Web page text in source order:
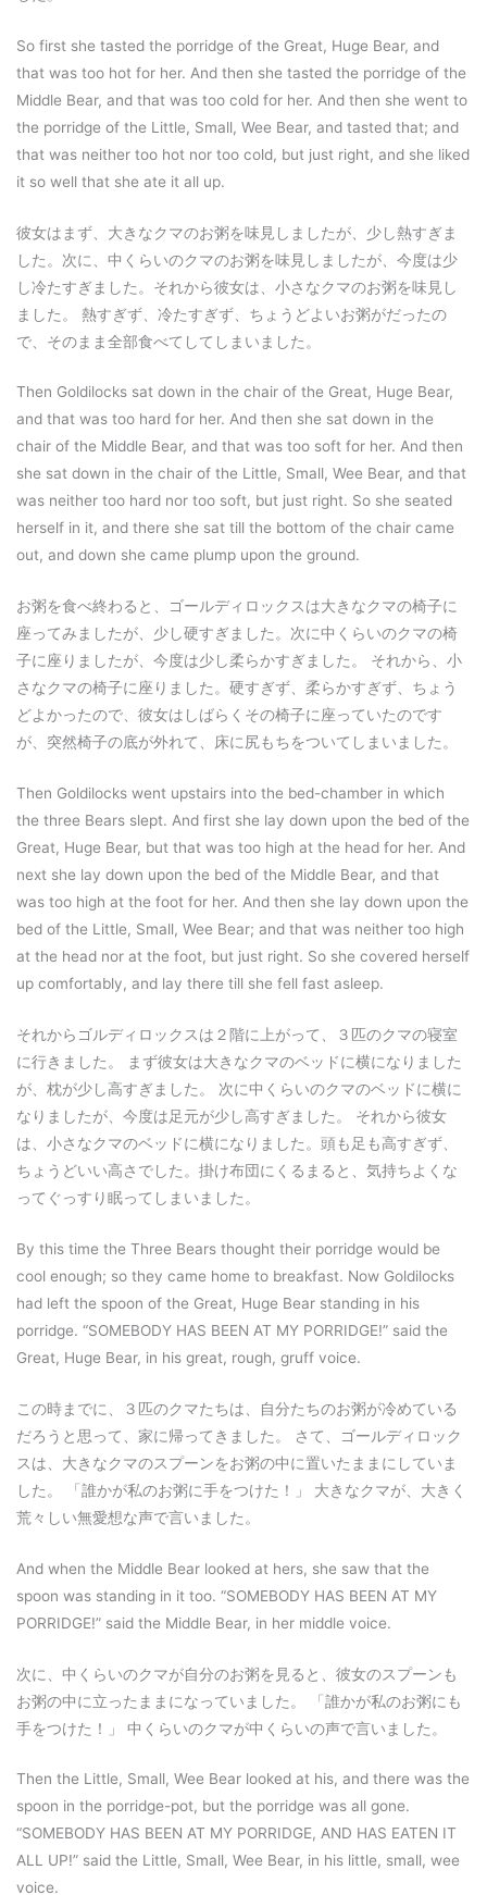
So first she tasted the porridge of the Great, Huge Bear, and
that was too hot for her. And then she tasted the porridge of the
Middle Bear, and that was too cold for her. And then she went to
the porridge of the Little, Small, Wee Bear, and tasted that; and
that was neither too hot nor too cold, but just right, and she liked
it so well that she ate it all up.
彼女はまず、大きなクマのお粥を味見しましたが、少し熱すぎま
した。次に、中くらいのクマのお粥を味見しましたが、今度は少
し冷たすぎました。それから彼女は、小さなクマのお粥を味見し
ました。 熱すぎず、冷たすぎず、ちょうどよいお粥がだったの
で、そのまま全部食べてしてしまいました。
Then Goldilocks sat down in the chair of the Great, Huge Bear,
and that was too hard for her. And then she sat down in the
chair of the Middle Bear, and that was too soft for her. And then
she sat down in the chair of the Little, Small, Wee Bear, and that
was neither too hard nor too soft, but just right. So she seated
herself in it, and there she sat till the bottom of the chair came
out, and down she came plump upon the ground.
お粥を食べ終わると、ゴールディロックスは大きなクマの椅子に
座ってみましたが、少し硬すぎました。次に中くらいのクマの椅
子に座りましたが、今度は少し柔らかすぎました。 それから、小
さなクマの椅子に座りました。硬すぎず、柔らかすぎず、ちょう
どよかったので、彼女はしばらくその椅子に座っていたのです
が、突然椅子の底が外れて、床に尻もちをついてしまいました。
Then Goldilocks went upstairs into the bed-chamber in which
the three Bears slept. And first she lay down upon the bed of the
Great, Huge Bear, but that was too high at the head for her. And
next she lay down upon the bed of the Middle Bear, and that
was too high at the foot for her. And then she lay down upon the
bed of the Little, Small, Wee Bear; and that was neither too high
at the head nor at the foot, but just right. So she covered herself
up comfortably, and lay there till she fell fast asleep.
それからゴルディロックスは２階に上がって、３匹のクマの寝室
に行きました。 まず彼女は大きなクマのベッドに横になりました
が、枕が少し高すぎました。 次に中くらいのクマのベッドに横に
なりましたが、今度は足元が少し高すぎました。 それから彼女
は、小さなクマのベッドに横になりました。頭も足も高すぎず、
ちょうどいい高さでした。掛け布団にくるまると、気持ちよくな
ってぐっすり眠ってしまいました。
By this time the Three Bears thought their porridge would be
cool enough; so they came home to breakfast. Now Goldilocks
had left the spoon of the Great, Huge Bear standing in his
porridge. “SOMEBODY HAS BEEN AT MY PORRIDGE!” said the
Great, Huge Bear, in his great, rough, gruff voice.
この時までに、３匹のクマたちは、自分たちのお粥が冷めている
だろうと思って、家に帰ってきました。 さて、ゴールディロック
スは、大きなクマのスプーンをお粥の中に置いたままにしていま
した。 「誰かが私のお粥に手をつけた！」 大きなクマが、大きく
荒々しい無愛想な声で言いました。
And when the Middle Bear looked at hers, she saw that the
spoon was standing in it too. “SOMEBODY HAS BEEN AT MY
PORRIDGE!” said the Middle Bear, in her middle voice.
次に、中くらいのクマが自分のお粥を見ると、彼女のスプーンも
お粥の中に立ったままになっていました。 「誰かが私のお粥にも
手をつけた！」 中くらいのクマが中くらいの声で言いました。
Then the Little, Small, Wee Bear looked at his, and there was the
spoon in the porridge-pot, but the porridge was all gone.
“SOMEBODY HAS BEEN AT MY PORRIDGE, AND HAS EATEN IT
ALL UP!” said the Little, Small, Wee Bear, in his little, small, wee
voice.